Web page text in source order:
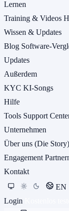
Lernen
Training & Videos
Wissen & Updates
Blog Software-
Updates
Außerdem
KYC KI-Songs
Hilfe
Tools Support
Unternehmen
Über uns (Die Story)
Engagement
Kontakt
EN
Login